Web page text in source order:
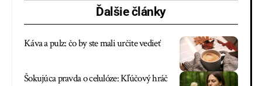
Ďalšie články
Káva a pulz: čo by ste mali určite vedieť
Šokujúca pravda o celulóze: Kľúčový hráč